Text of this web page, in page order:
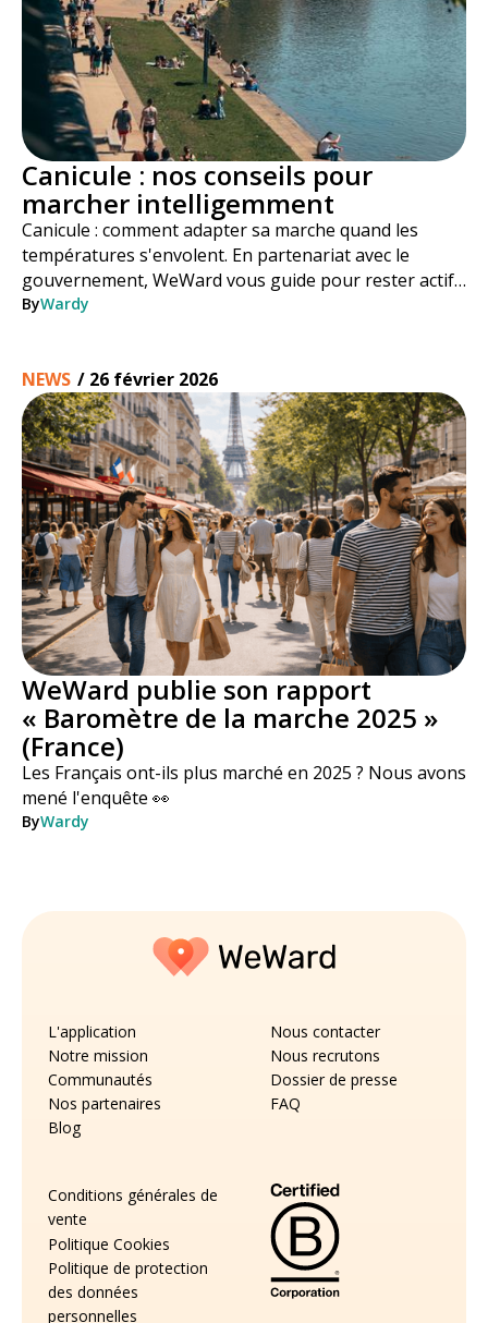
Canicule : nos conseils pour
marcher intelligemment
Canicule : comment adapter sa marche quand les
températures s'envolent. En partenariat avec le
gouvernement, WeWard vous guide pour rester actif
en toute sécurité tout l'été.
ByWardy
NEWS / 26 février 2026
WeWard publie son rapport
« Baromètre de la marche 2025 »
(France)
Les Français ont-ils plus marché en 2025 ? Nous avons
mené l'enquête 👀
ByWardy
L'application
Notre mission
Communautés
Nos partenaires
Blog
Nous contacter
Nous recrutons
Dossier de presse
FAQ
Conditions générales de
vente
Politique Cookies
Politique de protection
des données
personnelles